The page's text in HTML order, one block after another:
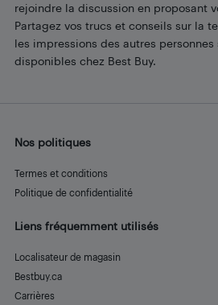
rejoindre la discussion en proposant
Partagez vos trucs et conseils sur la
les impressions des autres
disponibles chez Best Buy.
Nos politiques
Termes et conditions
Politique de confidentialité
Liens fréquemment utilisés
Localisateur de magasin
Bestbuy.ca
Carrières